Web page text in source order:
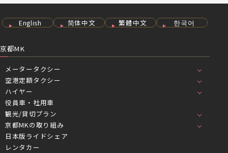
English 简体中文 繁體中文 한국어
京都MK
メータータクシー
空港定額タクシー
ハイヤー
役員車・社用車
観光/貸切プラン
京都MKの取り組み
日本版ライドシェア
レンタカー